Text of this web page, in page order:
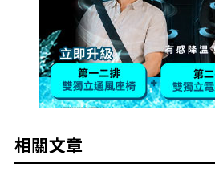
相關文章